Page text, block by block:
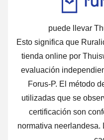
puede llevar
Esto significa que
tienda online por
evaluación
Forus-P. El método
utilizadas que se
certificación son
normativa neerlandesa.